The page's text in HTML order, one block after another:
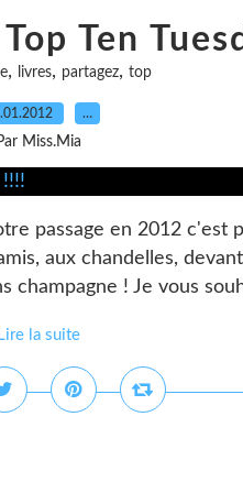
Ten
, livres, partagez, top
…
Miss.Mia
passage en 2012 c'est
aux chandelles,
champagne ! Je vous
Lire la suite